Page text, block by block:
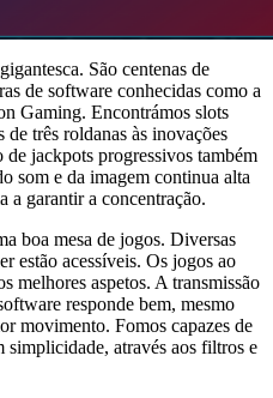
São centenas de
de software conhecidas como a
Gaming. Encontrámos slots
de três roldanas às inovações
jackpots progressivos também
som e da imagem continua alta
a garantir a concentração.
boa mesa de jogos. Diversas
estão acessíveis. Os jogos ao
melhores aspetos. A transmissão
responde bem, mesmo
movimento. Fomos capazes de
simplicidade, através aos filtros e